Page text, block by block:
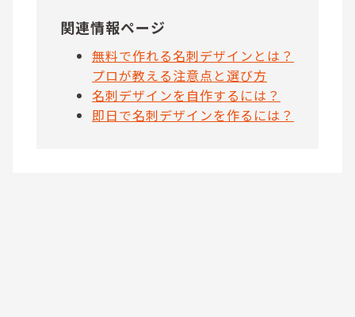
関連情報ページ
無料で作れる名刺デザインとは？
プロが教える注意点と選び方
名刺デザインを自作するには？
即日で名刺デザインを作るには？